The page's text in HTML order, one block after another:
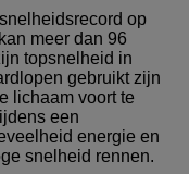
op
meer dan 96
topsnelheid in
gebruikt zijn
lichaam voort te
een
energie en
snelheid rennen.